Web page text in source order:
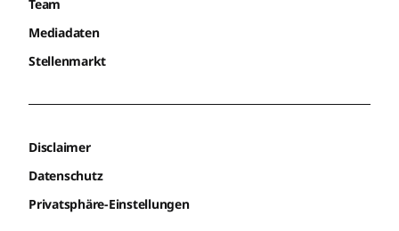
Team
Mediadaten
Stellenmarkt
Disclaimer
Datenschutz
Privatsphäre-Einstellungen